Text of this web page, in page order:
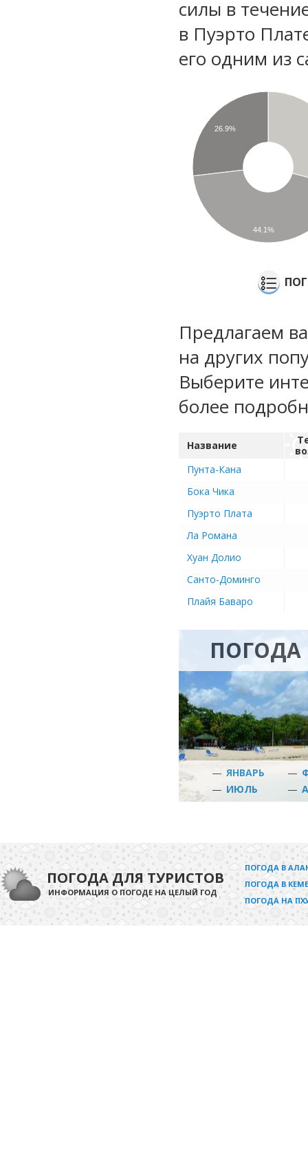
силы в
в Пуэрто
его одним из
26.9%
44.1%
Предлагаем
на других
Выберите
более
Название
Пунта-Кана
Бока Чика
Пуэрто Плата
Ла Романа
Хуан Долио
Санто-Доминго
Плайя Баваро
ПОГОДА
— ЯНВАРЬ —
— ИЮЛЬ —
ПОГОДА ДЛЯ ТУРИСТОВ
ИНФОРМАЦИЯ О ПОГОДЕ НА ЦЕЛЫЙ ГОД
ПОГОДА В
ПОГОДА В
ПОГОДА НА